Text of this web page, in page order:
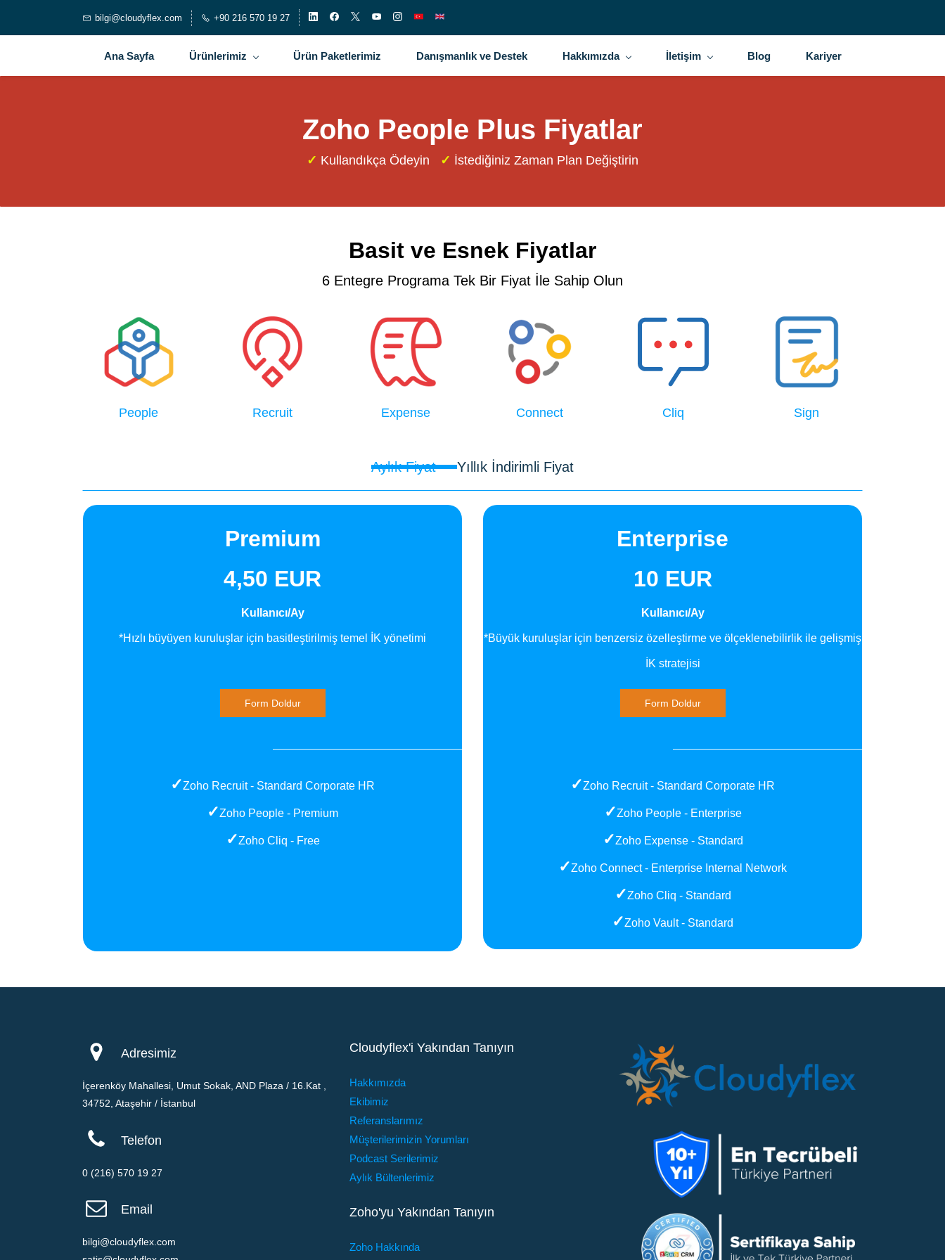
bilgi@cloudyflex.com +90 216 570 19 27
Ana Sayfa Ürünlerimiz Ürün Paketlerimiz Danışmanlık ve Destek Hakkımızda İletişim Blog Kariyer
Zoho People Plus Fiyatlar
✓ Kullandıkça Ödeyin ✓ İstediğiniz Zaman Plan Değiştirin
Basit ve Esnek Fiyatlar
6 Entegre Programa Tek Bir Fiyat İle Sahip Olun
People Recruit Expense Connect Cliq Sign
Aylık Fiyat Yıllık İndirimli Fiyat
Premium
4,50 EUR
Kullanıcı/Ay
*Hızlı büyüyen kuruluşlar için basitleştirilmiş temel İK yönetimi
Form Doldur
✓Zoho Recruit - Standard Corporate HR
✓Zoho People - Premium
✓Zoho Cliq - Free
Enterprise
10 EUR
Kullanıcı/Ay
*Büyük kuruluşlar için benzersiz özelleştirme ve ölçeklenebilirlik ile gelişmiş
İK stratejisi
Form Doldur
✓Zoho Recruit - Standard Corporate HR
✓Zoho People - Enterprise
✓Zoho Expense - Standard
✓Zoho Connect - Enterprise Internal Network
✓Zoho Cliq - Standard
✓Zoho Vault - Standard
Adresimiz
İçerenköy Mahallesi, Umut Sokak, AND Plaza / 16.Kat ,
34752, Ataşehir / İstanbul
Telefon
0 (216) 570 19 27
Email
bilgi@cloudyflex.com
Cloudyflex'i Yakından Tanıyın
Hakkımızda
Ekibimiz
Referanslarımız
Müşterilerimizin Yorumları
Podcast Serilerimiz
Aylık Bültenlerimiz
Zoho'yu Yakından Tanıyın
Zoho Hakkında